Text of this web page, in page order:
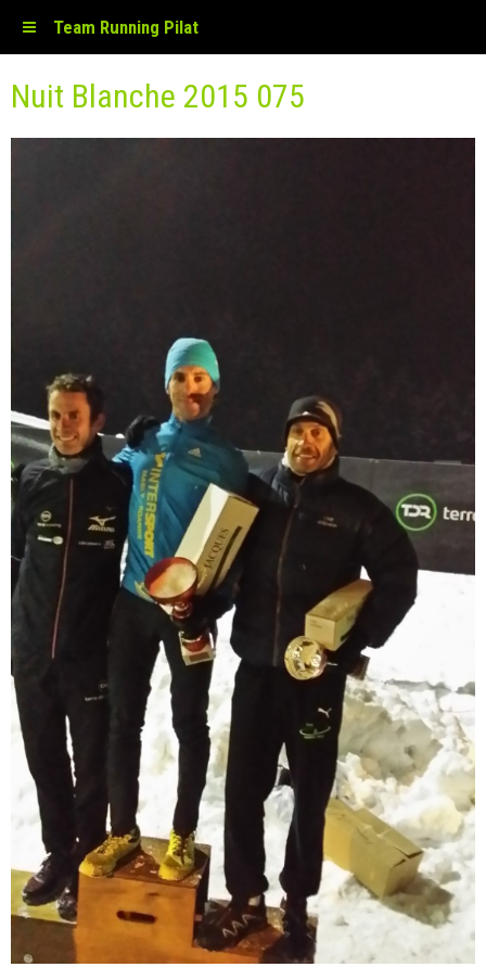
Team Running Pilat
Nuit Blanche 2015 075